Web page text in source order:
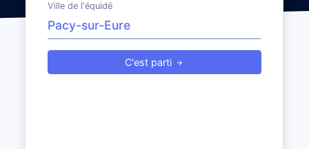
Ville de l'équidé
C'est parti